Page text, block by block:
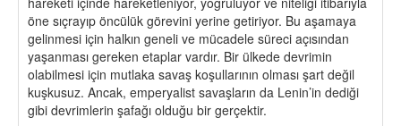
öne sıçrayıp öncülük görevini yerine getiriyor. Bu aşamaya
gelinmesi için halkın geneli ve mücadele süreci açısından
yaşanması gereken etaplar vardır. Bir ülkede devrimin
olabilmesi için mutlaka savaş koşullarının olması şart değil
kuşkusuz. Ancak, emperyalist savaşların da Lenin’in dediği
gibi devrimlerin şafağı olduğu bir gerçektir.